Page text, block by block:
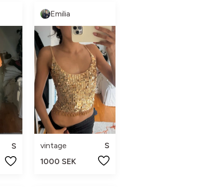
S
Emilia
vintage
S
1000 SEK